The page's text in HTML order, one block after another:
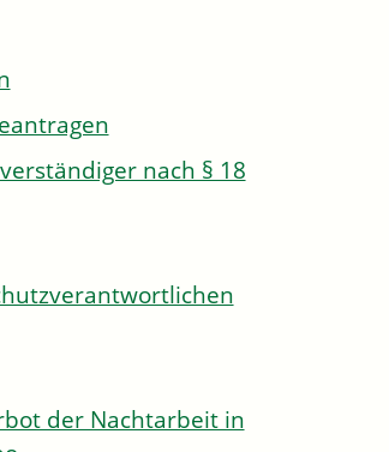
nach § 18
der Nachtarbeit in